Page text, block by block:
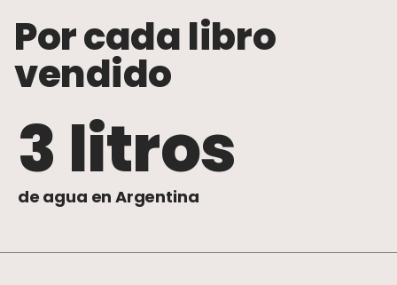
Por cada libro
vendido
3 litros
de agua en Argentina